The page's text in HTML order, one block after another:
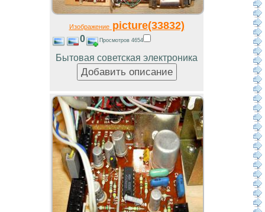
Изображениеpicture(33832)
0 Просмотров 4654
Бытовая советская электроника